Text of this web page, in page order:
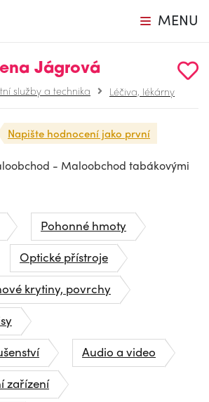
MENU
Jágrová
služby a technika Léčiva, lékárny
Napište hodnocení jako první
- Maloobchod tabákovými
Pohonné hmoty
Optické přístroje
krytiny, povrchy
Audio a video
zařízení